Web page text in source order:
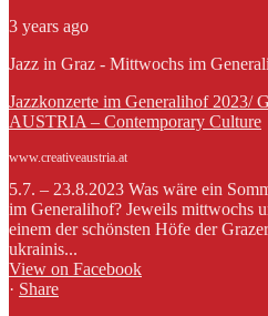
3 years ago
Jazz in Graz - Mittwochs im
Jazzkonzerte im Generalihof 2023/
AUSTRIA – Contemporary Culture
www.creativeaustria.at
5.7. – 23.8.2023 Was wäre ein
im Generalihof? Jeweils mittwochs
einem der schönsten Höfe der
ukrainis...
View on Facebook
· Share